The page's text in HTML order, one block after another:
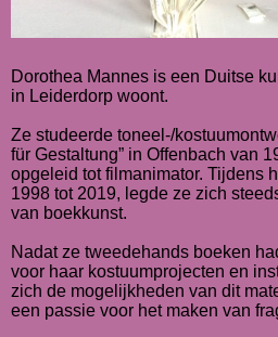
Dorothea Mannes is een Duitse
in Leiderdorp woont.
Ze studeerde toneel-/
für Gestaltung” in Offenbach van
opgeleid tot filmanimator. Tijdens
1998 tot 2019, legde ze zich
van boekkunst.
Nadat ze tweedehands boeken
voor haar kostuumprojecten en
zich de mogelijkheden van dit
een passie voor het maken van